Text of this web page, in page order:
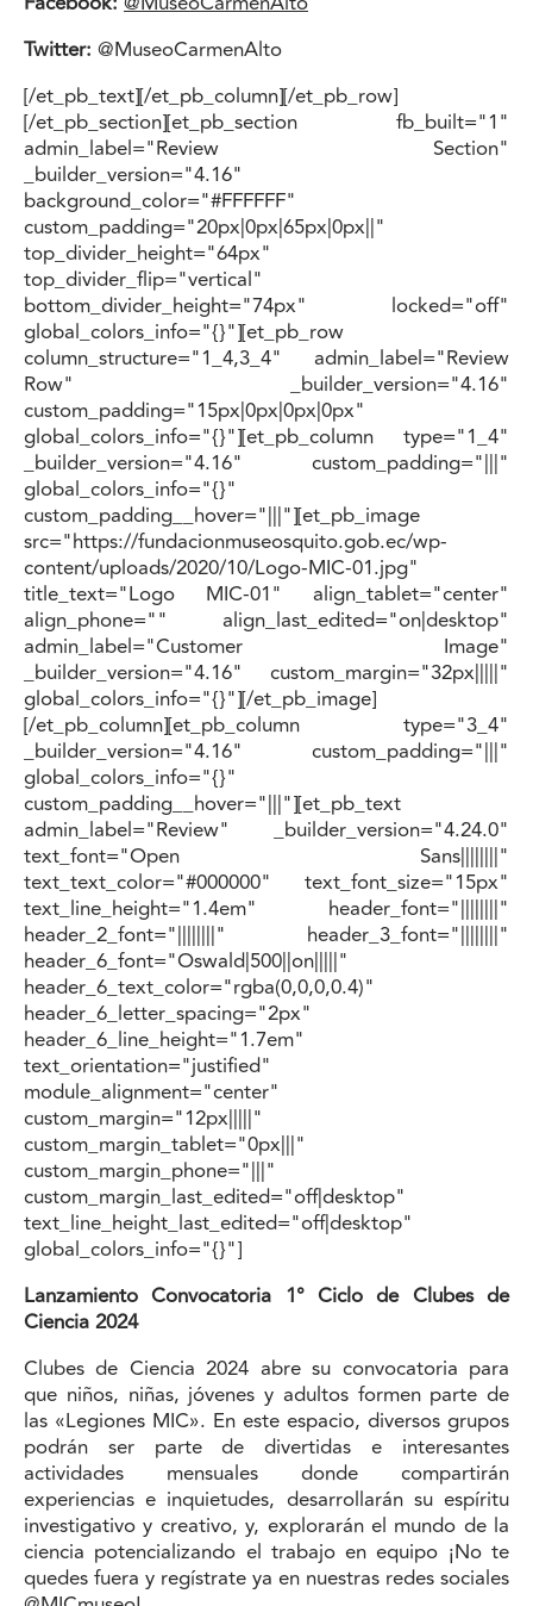
Twitter: @MuseoCarmenAlto
[/et_pb_text][/et_pb_column][/et_pb_row]
[/et_pb_section][et_pb_section fb_built="1"
admin_label="Review Section"
_builder_version="4.16"
background_color="#FFFFFF"
custom_padding="20px|0px|65px|0px||"
top_divider_height="64px"
top_divider_flip="vertical"
bottom_divider_height="74px" locked="off"
global_colors_info="{}"][et_pb_row
column_structure="1_4,3_4" admin_label="Review
Row" _builder_version="4.16"
custom_padding="15px|0px|0px|0px"
global_colors_info="{}"][et_pb_column type="1_4"
_builder_version="4.16" custom_padding="|||"
global_colors_info="{}"
custom_padding__hover="|||"][et_pb_image
src="https://fundacionmuseosquito.gob.ec/wp-
content/uploads/2020/10/Logo-MIC-01.jpg"
title_text="Logo MIC-01" align_tablet="center"
align_phone="" align_last_edited="on|desktop"
admin_label="Customer Image"
_builder_version="4.16" custom_margin="32px|||||"
global_colors_info="{}"][/et_pb_image]
[/et_pb_column][et_pb_column type="3_4"
_builder_version="4.16" custom_padding="|||"
global_colors_info="{}"
custom_padding__hover="|||"][et_pb_text
admin_label="Review" _builder_version="4.24.0"
text_font="Open Sans||||||||"
text_text_color="#000000" text_font_size="15px"
text_line_height="1.4em" header_font="||||||||"
header_2_font="||||||||" header_3_font="||||||||"
header_6_font="Oswald|500||on|||||"
header_6_text_color="rgba(0,0,0,0.4)"
header_6_letter_spacing="2px"
header_6_line_height="1.7em"
text_orientation="justified"
module_alignment="center"
custom_margin="12px|||||"
custom_margin_tablet="0px|||"
custom_margin_phone="|||"
custom_margin_last_edited="off|desktop"
text_line_height_last_edited="off|desktop"
global_colors_info="{}"]
Lanzamiento Convocatoria 1° Ciclo de Clubes de
Ciencia 2024
Clubes de Ciencia 2024 abre su convocatoria para
que niños, niñas, jóvenes y adultos formen parte de
las «Legiones MIC». En este espacio, diversos grupos
podrán ser parte de divertidas e interesantes
actividades mensuales donde compartirán
experiencias e inquietudes, desarrollarán su espíritu
investigativo y creativo, y, explorarán el mundo de la
ciencia potencializando el trabajo en equipo ¡No te
quedes fuera y regístrate ya en nuestras redes sociales